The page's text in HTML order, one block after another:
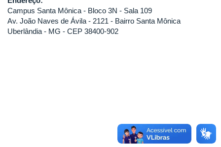
Campus Santa Mônica - Bloco 3N - Sala 109
Av. João Naves de Ávila - 2121 - Bairro Santa Mônica
Uberlândia - MG - CEP 38400-902